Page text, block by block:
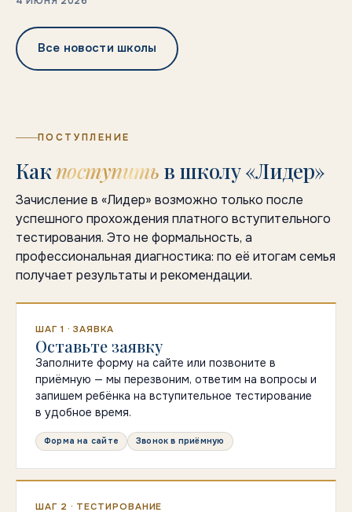
4 ИЮНЯ 2026
Все новости школы
ПОСТУПЛЕНИЕ
Какпоступить в школу «Лидер»
Зачисление в «Лидер» возможно только после
успешного прохождения платного вступительного
тестирования. Это не формальность, а
профессиональная диагностика: по её итогам семья
получает результаты и рекомендации.
ШАГ 1 · ЗАЯВКА
Оставьте заявку
Заполните форму на сайте или позвоните в
приёмную — мы перезвоним, ответим на вопросы и
запишем ребёнка на вступительное тестирование
в удобное время.
Форма на сайте Звонок в приёмную
ШАГ 2 · ТЕСТИРОВАНИЕ